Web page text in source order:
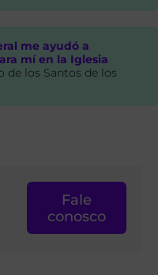
me ayudó a
mí en la Iglesia
de los Santos de los
Fale
conosco